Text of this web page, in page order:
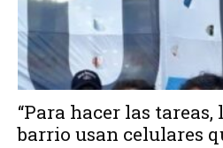
“Para hacer las
barrio usan celulares